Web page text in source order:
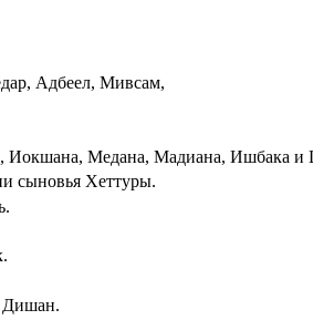
Адбеел, Мивсам,
Иокшана, Медана, Мадиана, Ишбака
сыновья Хеттуры.
Дишан.